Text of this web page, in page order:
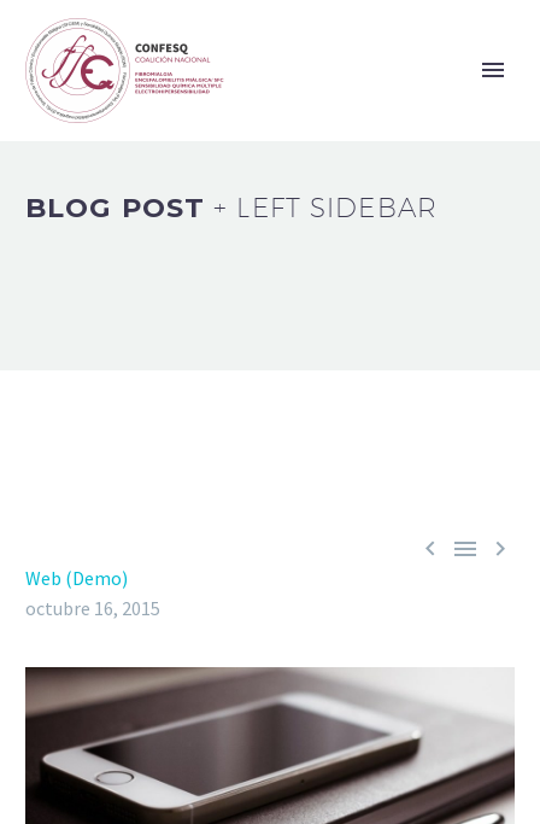
BLOG POST+ LEFT SIDEBAR
  
Web (Demo)
octubre 16, 2015